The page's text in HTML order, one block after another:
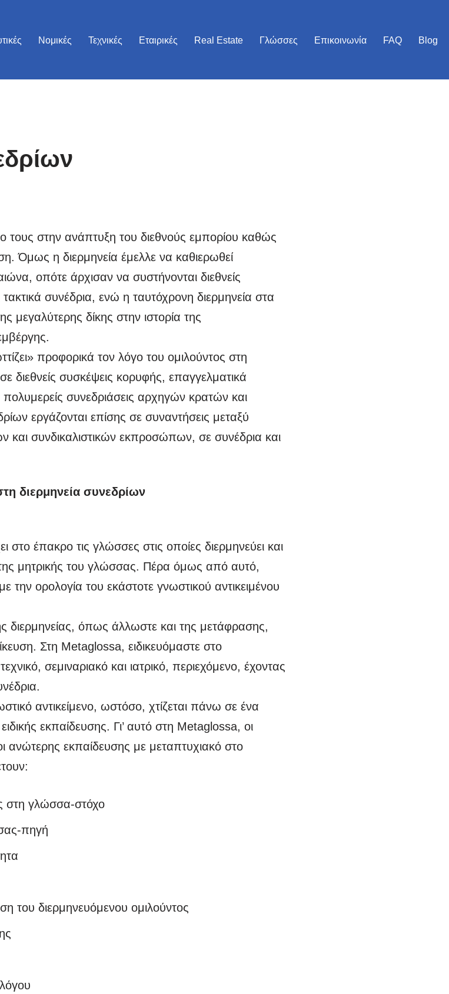
Νομικές Τεχνικές Εταιρικές Real Estate Γλώσσες Επικοινωνία FAQ Blog
τους στην ανάπτυξη του διεθνούς εμπορίου καθώς
Όμως η διερμηνεία έμελλε να καθιερωθεί
οπότε άρχισαν να συστήνονται διεθνείς
συνέδρια, ενώ η ταυτόχρονη διερμηνεία στα
μεγαλύτερης δίκης στην ιστορία της
προφορικά τον λόγο του ομιλούντος στη
διεθνείς συσκέψεις κορυφής, επαγγελματικά
πολυμερείς συνεδριάσεις αρχηγών κρατών και
εργάζονται επίσης σε συναντήσεις μεταξύ
και συνδικαλιστικών εκπροσώπων, σε συνέδρια και
διερμηνεία συνεδρίων
στο έπακρο τις γλώσσες στις οποίες διερμηνεύει και
μητρικής του γλώσσας. Πέρα όμως από αυτό,
την ορολογία του εκάστοτε γνωστικού αντικειμένου
διερμηνείας, όπως άλλωστε και της μετάφρασης,
Στη Metaglossa, ειδικευόμαστε στο
σεμιναριακό και ιατρικό, περιεχόμενο, έχοντας
αντικείμενο, ωστόσο, χτίζεται πάνω σε ένα
εκπαίδευσης. Γι’ αυτό στη Metaglossa, οι
ανώτερης εκπαίδευσης με μεταπτυχιακό στο
στη γλώσσα-στόχο
πηγή
του διερμηνευόμενου ομιλούντος